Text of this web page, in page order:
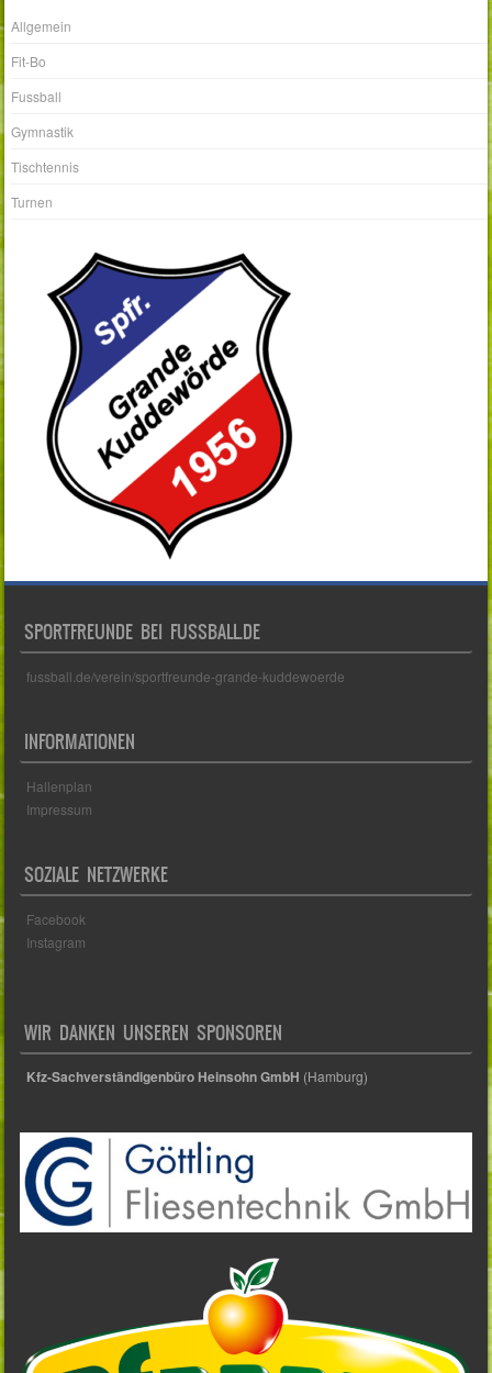
Allgemein
Fit-Bo
Fussball
Gymnastik
Tischtennis
Turnen
SPORTFREUNDE BEI FUSSBALL.DE
fussball.de/verein/sportfreunde-grande-kuddewoerde
INFORMATIONEN
Hallenplan
Impressum
SOZIALE NETZWERKE
Facebook
Instagram
WIR DANKEN UNSEREN SPONSOREN
Kfz-Sachverständigenbüro Heinsohn GmbH (Hamburg)